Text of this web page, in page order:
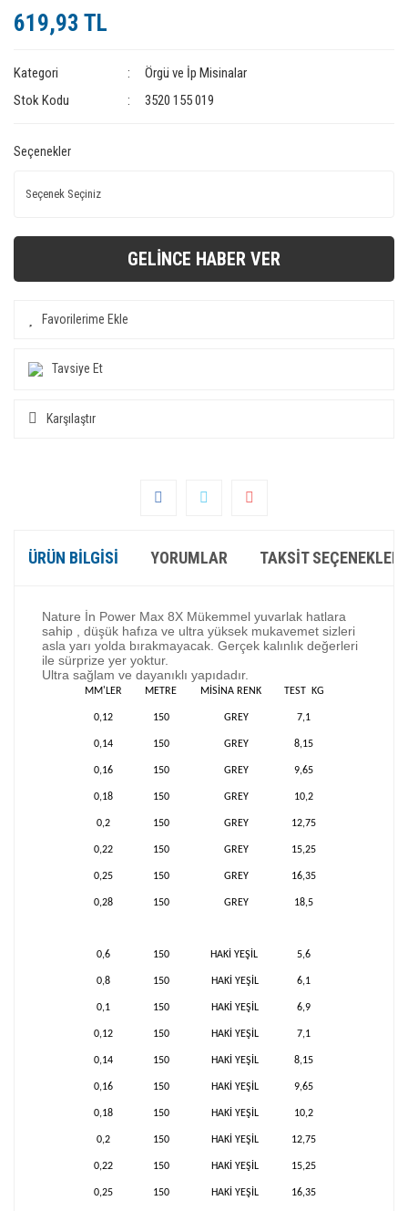
619,93 TL
Kategori
Örgü ve İp Misinalar
Stok Kodu
3520 155 019
Seçenekler
GELİNCE HABER VER
Tavsiye Et
Karşılaştır
ÜRÜN BILGISI YORUMLAR TAKSIT SEÇENEKLERI
Nature İn Power Max 8X Mükemmel yuvarlak hatlara
sahip , düşük hafıza ve ultra yüksek mukavemet sizleri
asla yarı yolda bırakmayacak. Gerçek kalınlık değerleri
ile sürprize yer yoktur.
Ultra sağlam ve dayanıklı yapıdadır.
MM'LER METRE MİSİNA RENK TEST KG
0,12 150 GREY 7,1
0,14 150 GREY 8,15
0,16 150 GREY 9,65
0,18 150 GREY 10,2
0,2 150 GREY 12,75
0,22 150 GREY 15,25
0,25 150 GREY 16,35
0,28 150 GREY 18,5
0,6 150 HAKİ YEŞİL 5,6
0,8 150 HAKİ YEŞİL 6,1
0,1 150 HAKİ YEŞİL 6,9
0,12 150 HAKİ YEŞİL 7,1
0,14 150 HAKİ YEŞİL 8,15
0,16 150 HAKİ YEŞİL 9,65
0,18 150 HAKİ YEŞİL 10,2
0,2 150 HAKİ YEŞİL 12,75
0,22 150 HAKİ YEŞİL 15,25
0,25 150 HAKİ YEŞİL 16,35